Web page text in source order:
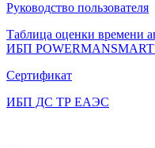
Руководство пользователя
Таблица оценки времени
ИБП
Сертификат
ИБП ДС ТР ЕАЭС